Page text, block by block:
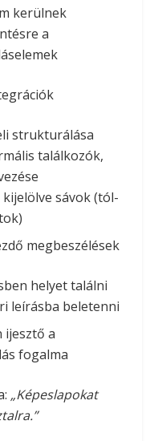
kerülnek
a
strukturálása
találkozók,
kijelölve sávok (tól-
megbeszélések
helyet találni
leírásba beletenni
ijesztő a
fogalma
„Képeslapokat